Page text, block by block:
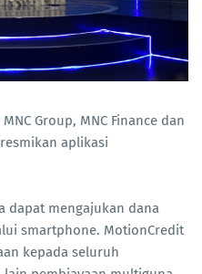
Group, MNC Finance dan
aplikasi
dapat mengajukan dana
smartphone. MotionCredit
kepada seluruh